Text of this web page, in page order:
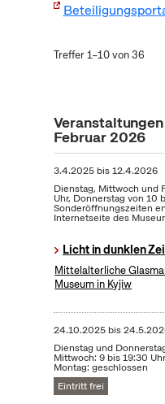
Treffer 1–10 von 36
Februar 2026
3.4.2025bis12.4.2026
Dienstag, Mittwoch und
Uhr, Donnerstag von 10
Sonderöffnungszeiten
Internetseite des
Licht in dunklen
Mittelalterliche
Museum in Kyjiw
24.10.2025bis
Dienstag und
Mittwoch: 9 bis 19:30 Uhr
Montag: geschlossen
Eintritt frei